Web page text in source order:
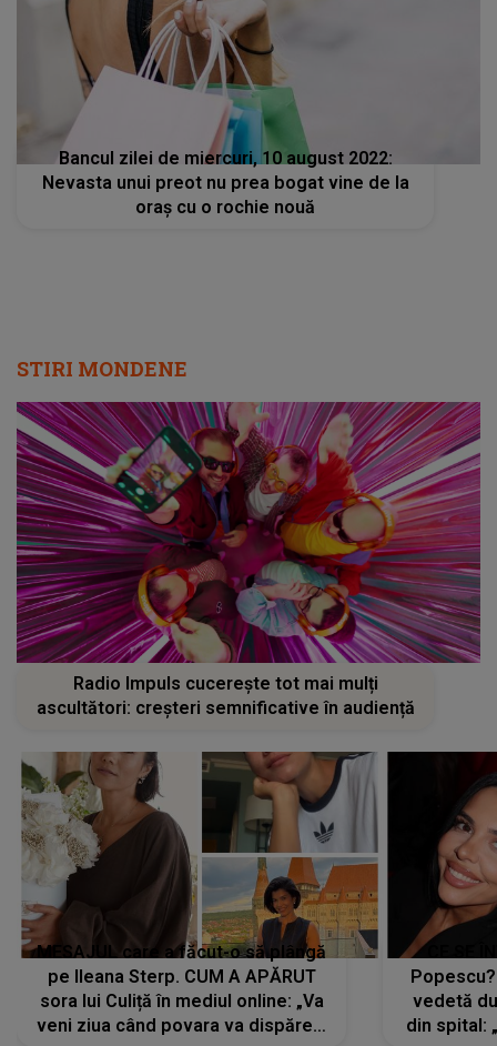
Bancul zilei de miercuri, 10 august 2022:
Nevasta unui preot nu prea bogat vine de la
oraş cu o rochie nouă
STIRI MONDENE
Radio Impuls cucerește tot mai mulți
ascultători: creșteri semnificative în audiență
MESAJUL care a făcut-o să plângă
pe Ileana Sterp. CUM A APĂRUT
sora lui Culiță în mediul online: „Va
veni ziua când povara va dispărea,
vedetă
din spital: